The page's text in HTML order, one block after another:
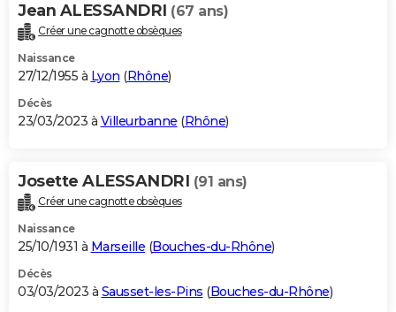
Jean ALESSANDRI (67 ans)
Créer une cagnotte obsèques
Naissance
27/12/1955 à Lyon (Rhône)
Décès
23/03/2023 à Villeurbanne (Rhône)
Josette ALESSANDRI (91 ans)
Créer une cagnotte obsèques
Naissance
25/10/1931 à Marseille (Bouches-du-Rhône)
Décès
03/03/2023 à Sausset-les-Pins (Bouches-du-Rhône)